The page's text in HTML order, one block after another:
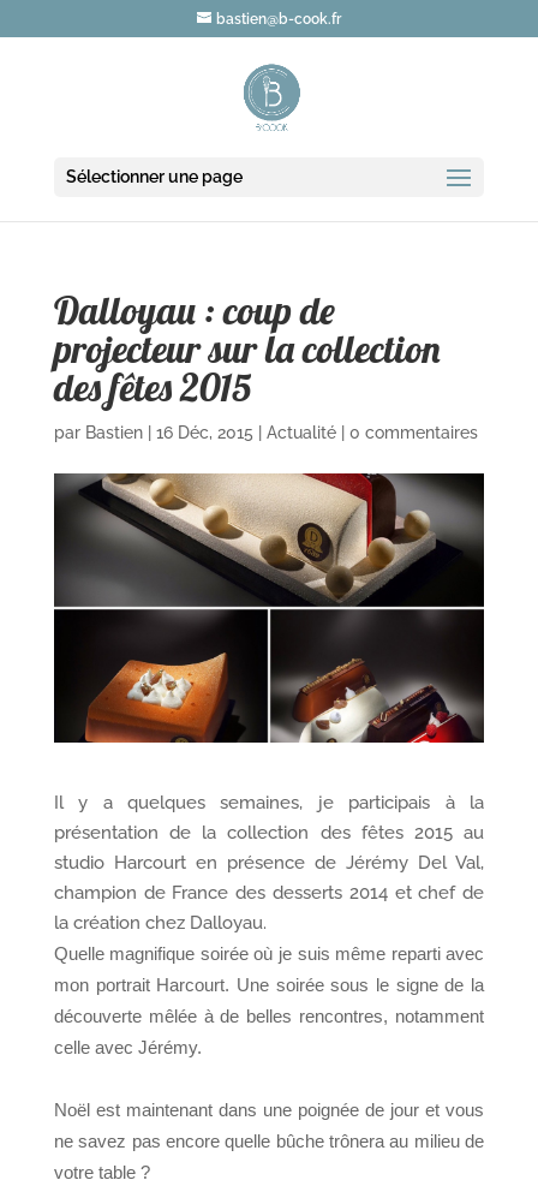
bastien@b-cook.fr
Sélectionner une page
Dalloyau : coup de
projecteur sur la collection
des fêtes 2015
par Bastien| 16 Déc, 2015 Actualité| 0 commentaires
Il y a quelques semaines, je participais à la
présentation de la collection des fêtes 2015 au
studio Harcourt en présence de Jérémy Del Val,
champion de France des desserts 2014 et chef de
la création chez Dalloyau.
Quelle magnifique soirée où je suis même reparti avec
mon portrait Harcourt. Une soirée sous le signe de la
découverte mêlée à de belles rencontres, notamment
celle avec Jérémy.
Noël est maintenant dans une poignée de jour et vous
ne savez pas encore quelle bûche trônera au milieu de
votre table ?